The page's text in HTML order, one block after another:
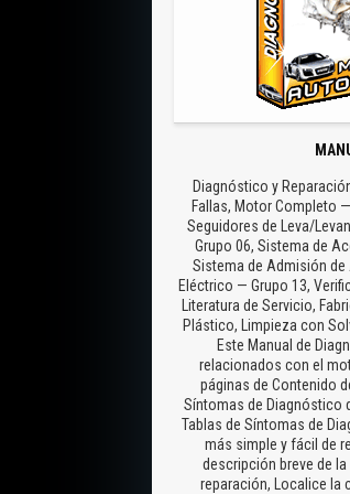
Diagnóstico y
Fallas, Motor Completo
Seguidores de Leva/
Grupo 06, Sistema de
Sistema de Admisión de
Eléctrico — Grupo 13,
Literatura de Servicio,
Plástico, Limpieza con
Este Manual de
relacionados con el
páginas de Contenido
Síntomas de Diagnóstico
Tablas de Síntomas de
más simple y fácil de
descripción breve de
reparación, Localice la